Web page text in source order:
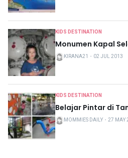
KIDS DESTINATION
Monumen Kapal
KIRANA21 ・ 02 JUL 2013
KIDS DESTINATION
Belajar Pintar di
MOMMIES DAILY ・ 27 MAY